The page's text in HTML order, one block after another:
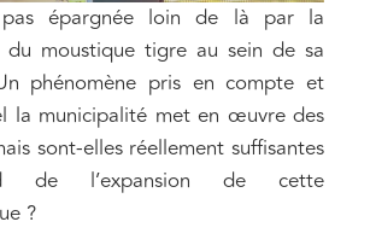
pas épargnée loin de là par la
du moustique tigre au sein de sa
phénomène pris en compte et
la municipalité met en œuvre des
sont-elles réellement suffisantes
de l’expansion de cette
?